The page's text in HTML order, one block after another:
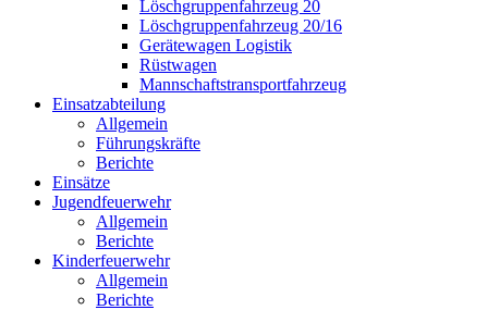
Löschgruppen­fahrzeug 20
Lösch­gruppen­fahrzeug 20/16
Geräte­wagen Logistik
Rüst­wagen
Mannschafts­transportfahrzeug
Einsatz­abteilung
Allgemein
Führungs­kräfte
Berichte
Einsätze
Jugend­feuerwehr
Allgemein
Berichte
Kinder­feuerwehr
Allgemein
Berichte